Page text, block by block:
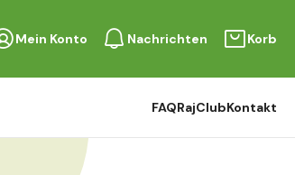
Mein Konto Nachrichten Korb
FAQRajClubKontakt